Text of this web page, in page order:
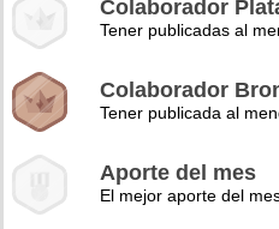
Colaborador
Tener publicadas al
Colaborador
Tener publicada al
Aporte del mes
El mejor aporte del